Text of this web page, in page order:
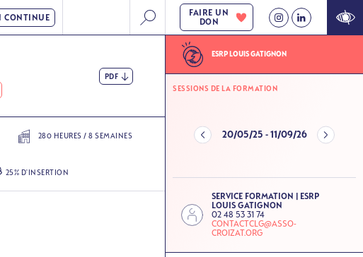
CONTINUE
FAIRE UN
DON
PDF
SVG
280 HEURES / 8 SEMAINES
25% D'INSERTION
ESRP LOUIS GATIGNON
SESSIONS DE LA FORMATION
20/05/25 - 11/09/26
SERVICE FORMATION | ESRP
LOUIS GATIGNON
02 48 53 31 74
CONTACTCLG@ASSO-
CROIZAT.ORG